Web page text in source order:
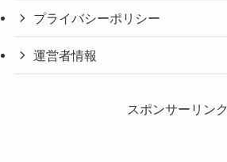
プライバシーポリシー
運営者情報
スポンサーリンク